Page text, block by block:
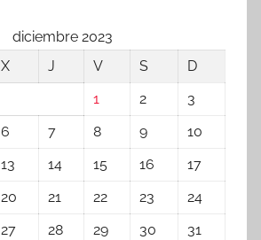
diciembre 2023
X J V S
D
1
2
3
6 7 8 9
10
13 14 15 16
17
20 21 22 23
24
27 28 29 30 31